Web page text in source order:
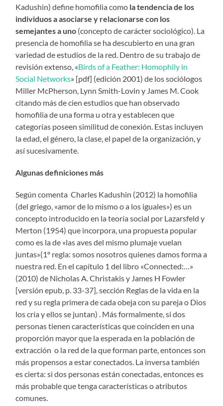
Kadushin) define homofilia como la tendencia de los
individuos a asociarse y relacionarse con los
semejantes a uno (concepto de carácter sociológico). La
presencia de homofilia se ha descubierto en una gran
variedad de estudios de la red. Dentro de su trabajo de
revisión extenso, «Birds of a Feather: Homophily in
Social Networks» [pdf] (edición 2001) de los sociólogos
Miller McPherson, Lynn Smith-Lovin y James M. Cook
citando más de cien estudios que han observado
homofilia de una forma u otra y establecen que
categorías poseen similitud de conexión. Estas incluyen
la edad, el género, la clase, el papel de la organización, y
así sucesivamente.
Algunas definiciones más
Según comenta Charles Kadushin (2012) la homofilia
(del griego, «amor de lo mismo o a los iguales») es un
concepto introducido en la teoría social por Lazarsfeld y
Merton (1954) que incorpora, una propuesta popular
como es la de «las aves del mismo plumaje vuelan
juntas»(1º regla: somos nosotros quienes damos forma a
nuestra red. En el capítulo 1 del libro «Connected:…»
(2010) de Nicholas A. Christakis y James H Fowler
[versión epub, p. 33-37], sección Reglas de la vida en la
red y su regla primera de cada obeja con su pareja o Dios
los cría y ellos se juntan) . Más formalmente, si dos
personas tienen características que coinciden en una
proporción mayor que la esperada en la población de
extracción o la red de la que forman parte, entonces son
más propensos a estar conectados. La inversa también
es cierta: si dos personas están conectadas, entonces es
más probable que tenga características o atributos
comunes.